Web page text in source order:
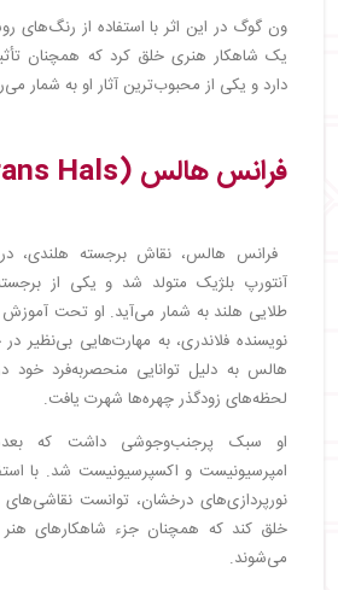
ون گوگ در این اثر با استفاده از رنگ‌های
یک شاهکار هنری خلق کرد که همچنان
دارد و یکی از محبوب‌ترین آثار او به شمار
فرانس هالس (Frans Hals)
آنتورپ بلژیک متولد شد و یکی از
طلایی هلند به شمار می‌آید. او تحت آموزش
نویسنده فلاندری، به مهارت‌هایی بی‌نظیر
هالس به دلیل توانایی منحصربه‌فرد
لحظه‌های زودگذر چهره‌ها شهرت یافت.
او سبک پرجنب‌وجوشی داشت که
امپرسیونیست و اکسپرسیونیست شد. با
نورپردازی‌های درخشان، توانست
خلق کند که همچنان جزء شاهکارهای
می‌شوند.